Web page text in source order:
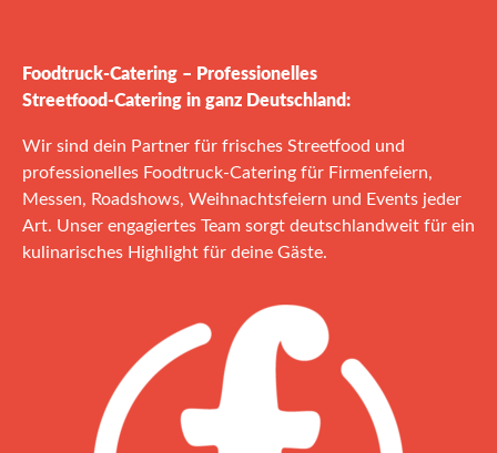
Foodtruck‑Catering – Professionelles
Streetfood‑Catering in ganz Deutschland:
Wir sind dein Partner für frisches Streetfood und
professionelles Foodtruck‑Catering für Firmenfeiern,
Messen, Roadshows, Weihnachtsfeiern und Events jeder
Art. Unser engagiertes Team sorgt deutschlandweit für ein
kulinarisches Highlight für deine Gäste.